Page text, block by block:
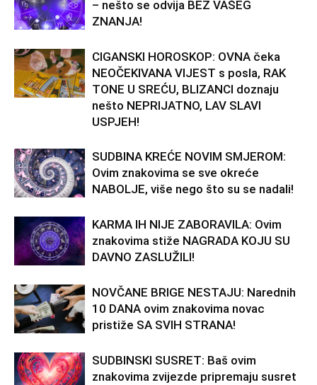
– nešto se odvija BEZ VAŠEG
ZNANJA!
CIGANSKI HOROSKOP: OVNA čeka
NEOČEKIVANA VIJEST s posla, RAK
TONE U SREĆU, BLIZANCI doznaju
nešto NEPRIJATNO, LAV SLAVI
USPJEH!
SUDBINA KREĆE NOVIM SMJEROM:
Ovim znakovima se sve okreće
NABOLJE, više nego što su se nadali!
KARMA IH NIJE ZABORAVILA: Ovim
znakovima stiže NAGRADA KOJU SU
DAVNO ZASLUŽILI!
NOVČANE BRIGE NESTAJU: Narednih
10 DANA ovim znakovima novac
pristiže SA SVIH STRANA!
SUDBINSKI SUSRET: Baš ovim
znakovima zvijezde pripremaju susret